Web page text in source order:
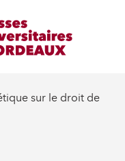
sur le droit de